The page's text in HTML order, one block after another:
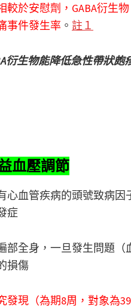
較於安慰劑，GABA衍生
事件發生率 。 註１
衍生物能降低急性帶狀
血壓調節
心血管疾病的頭號致病
症
部全身，一旦發生問題
損傷
發現（為期8周，對象為